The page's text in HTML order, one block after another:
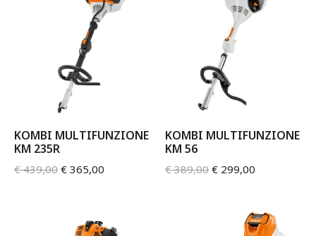
KOMBI MULTIFUNZIONE
KM 235R
€439,00 € 365,00
KOMBI MULTIFUNZIONE
KM 56
€389,00 € 299,00